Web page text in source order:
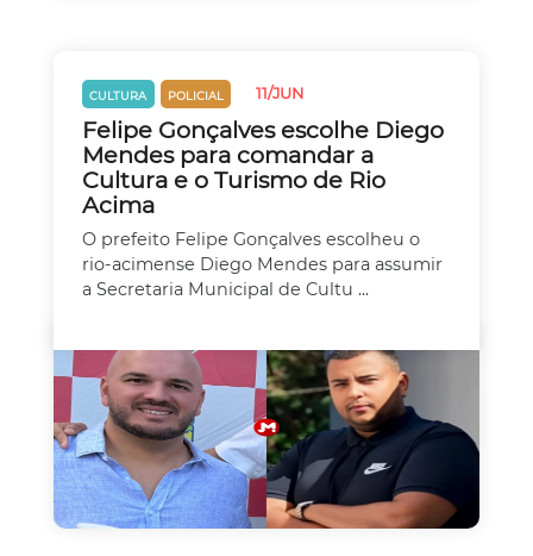
CULTURA POLICIAL 11/JUN
Felipe Gonçalves escolhe Diego
Mendes para comandar a
Cultura e o Turismo de Rio
Acima
O prefeito Felipe Gonçalves escolheu o
rio-acimense Diego Mendes para assumir
a Secretaria Municipal de Cultu ...